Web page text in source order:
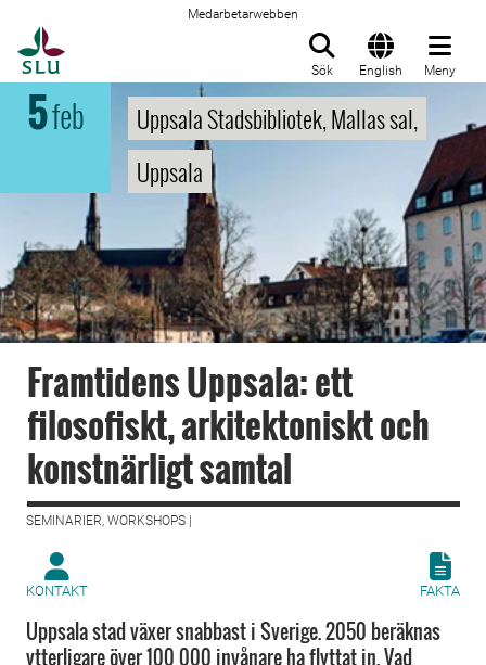
Medarbetarwebben
Sök English Meny
5feb
Uppsala Stadsbibliotek, Mallas sal,
Uppsala
Framtidens Uppsala: ett
filosofiskt, arkitektoniskt och
konstnärligt samtal
SEMINARIER, WORKSHOPS |
KONTAKT FAKTA
Uppsala stad växer snabbast i Sverige. 2050 beräknas
ytterligare över 100 000 invånare ha flyttat in. Vad